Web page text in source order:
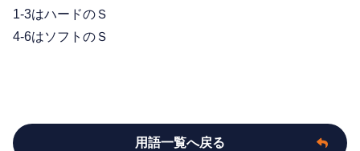
1-3はハードのＳ
4-6はソフトのＳ
用語一覧へ戻る